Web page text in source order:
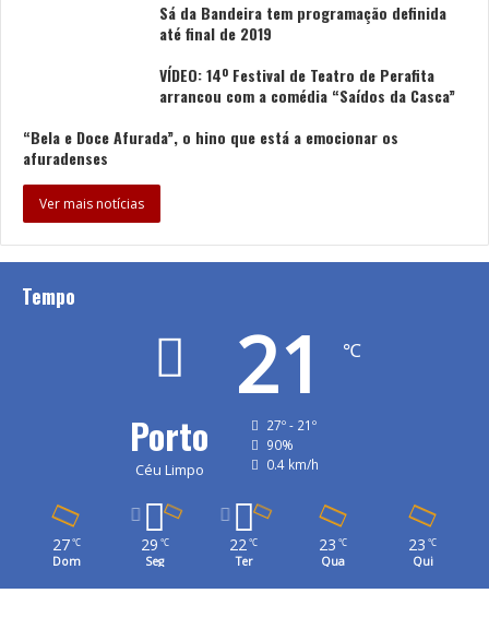
Sá da Bandeira tem programação definida
até final de 2019
VÍDEO: 14º Festival de Teatro de Perafita
arrancou com a comédia “Saídos da Casca”
“Bela e Doce Afurada”, o hino que está a emocionar os
afuradenses
Ver mais notícias
Tempo
Porto
Céu Limpo
21 ℃
27º - 21º
90%
0.4 km/h
27 ℃
Dom
29 ℃
Seg
22℃
Ter
23 ℃
Qua
23 ℃
Qui